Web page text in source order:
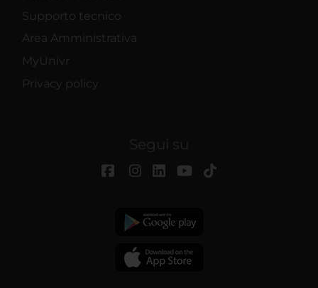
Supporto tecnico
Area Amministrativa
MyUnivr
Privacy policy
Segui su